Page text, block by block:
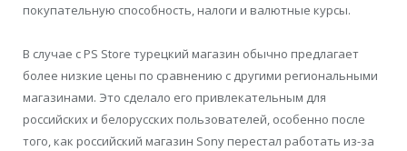
покупательную способность, налоги и валютные курсы.
В случае с PS Store турецкий магазин обычно предлагает
более низкие цены по сравнению с другими региональными
магазинами. Это сделало его привлекательным для
российских и белорусских пользователей, особенно после
того, как российский магазин Sony перестал работать из-за